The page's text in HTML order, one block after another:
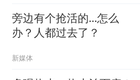
旁边有个抢活的…怎么
办？人都过去了？
新媒体